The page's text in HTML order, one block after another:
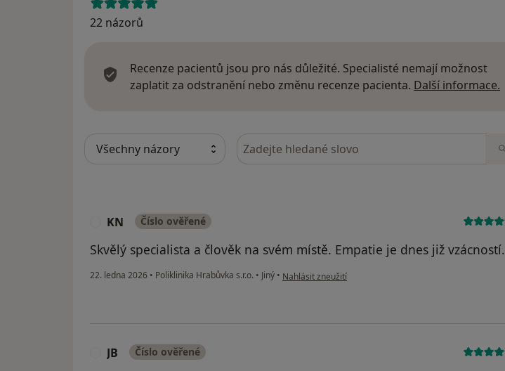
22 názorů
Recenze pacientů jsou pro nás důležité. Specialisté nemají možnost
zaplatit za odstranění nebo změnu recenze pacienta. Další informace.
Hledejte v názorech
KN Číslo ověřené
Skvělý specialista a člověk na svém místě. Empatie je dnes již vzácností.
22. ledna 2026 • Poliklinika Hrabůvka s.r.o. • Jiný • podle názoru uživatele KN
Nahlásit zneužití
JB Číslo ověřené